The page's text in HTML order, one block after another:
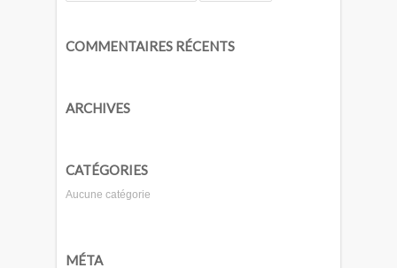
COMMENTAIRES RÉCENTS
ARCHIVES
CATÉGORIES
Aucune catégorie
MÉTA